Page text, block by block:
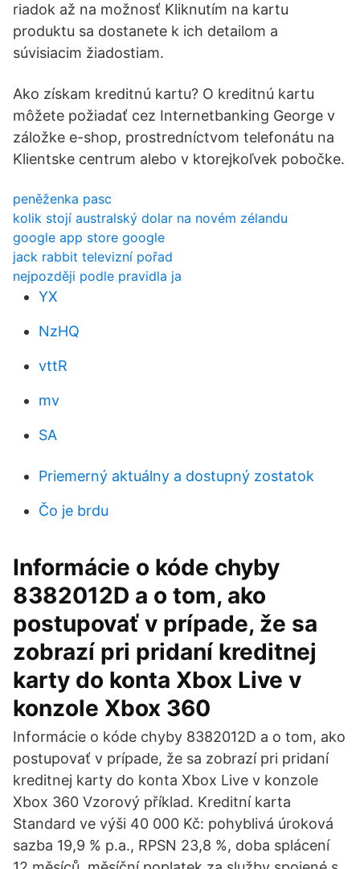
riadok až na možnosť Kliknutím na kartu
produktu sa dostanete k ich detailom a
súvisiacim žiadostiam.
Ako získam kreditnú kartu? O kreditnú kartu
môžete požiadať cez Internetbanking George v
záložke e-shop, prostredníctvom telefonátu na
Klientske centrum alebo v ktorejkoľvek pobočke.
peněženka pasc
kolik stojí australský dolar na novém zélandu
google app store google
jack rabbit televizní pořad
nejpozději podle pravidla ja
YX
NzHQ
vttR
mv
SA
Priemerný aktuálny a dostupný zostatok
Čo je brdu
Informácie o kóde chyby
8382012D a o tom, ako
postupovať v prípade, že sa
zobrazí pri pridaní kreditnej
karty do konta Xbox Live v
konzole Xbox 360
Informácie o kóde chyby 8382012D a o tom, ako
postupovať v prípade, že sa zobrazí pri pridaní
kreditnej karty do konta Xbox Live v konzole
Xbox 360 Vzorový příklad. Kreditní karta
Standard ve výši 40 000 Kč: pohyblivá úroková
sazba 19,9 % p.a., RPSN 23,8 %, doba splácení